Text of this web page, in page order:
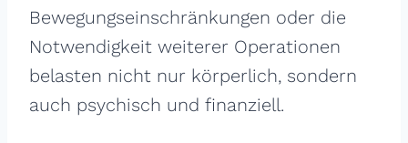
Bewegungseinschränkungen oder die
Notwendigkeit weiterer Operationen
belasten nicht nur körperlich, sondern
auch psychisch und finanziell.